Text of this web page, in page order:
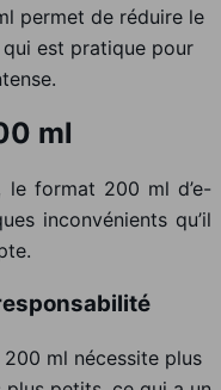
permet de réduire le
est pratique pour
ml
le format 200 ml d’e-
inconvénients qu’il
ml nécessite plus